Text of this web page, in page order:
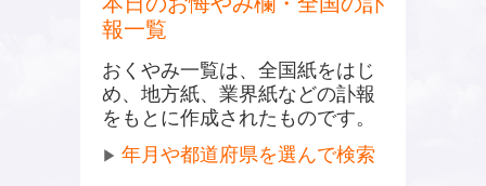
報一覧
おくやみ一覧は、全国紙をはじ
め、地方紙、業界紙などの訃報
をもとに作成されたものです。
▶ 年月や都道府県を選んで検索